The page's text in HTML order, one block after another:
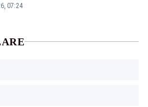
britanice au fost ridicate de la
07:24